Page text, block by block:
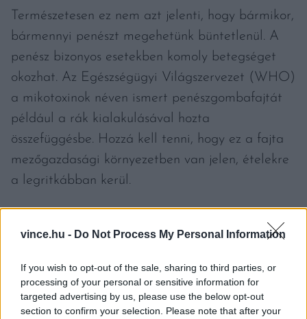
vince.hu - Do Not Process My Personal Information
If you wish to opt-out of the sale, sharing to third parties, or
processing of your personal or sensitive information for
targeted advertising by us, please use the below opt-out
section to confirm your selection. Please note that after your
Természetesen ez nem azt jelenti, hogy bármikor,
bármennyi penészt megehetünk büntetlenül. A
penész bizonyos esetekben komoly betegséget
okozhat. Az Egészségügyi Világszervezet (WHO)
a mikotoxinok néven ismert penészgombafajtát
például a rák kialakulásával hozta
összefüggésbe. Hozzá kell tenni, hogy ez a fajta
mezőgazdasági környezetben van jelen, ételekre
a legritkábban kerül.
MINDEN PENÉSZES ÉTEL ROSSZ?
penészgomba létezik, külöböző tulajdonságokkal.
Ha a húson bolyhos állagú penészt találunk,
akkor valószínűleg a gyakori penészgombafajok